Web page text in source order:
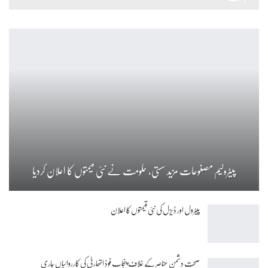
پیٹرولیم مصنوعات مزید سستی، حکومت نے نئی قیمتوں کا اعلان کردیا
پیٹرول اور ڈیزل کی نئی قیمتوں کا اعلان
صحت دشمن عناصر کے خلاف پنجاب فوڈ اتھارٹی کی کارروائیاں جاری